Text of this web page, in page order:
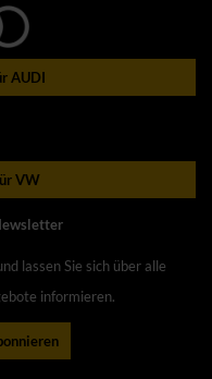
AUDI
VW
lassen Sie sich über alle
informieren.